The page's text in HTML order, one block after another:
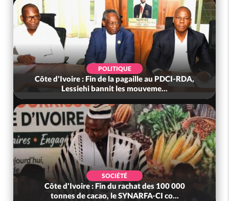
POLITIQUE
Côte d'Ivoire : Fin de la pagaille au PDCI-RDA,
Lessiehi bannit les mouveme...
SOCIÉTÉ
Côte d'Ivoire : Fin du rachat des 100 000
tonnes de cacao, le SYNARFA-CI co...